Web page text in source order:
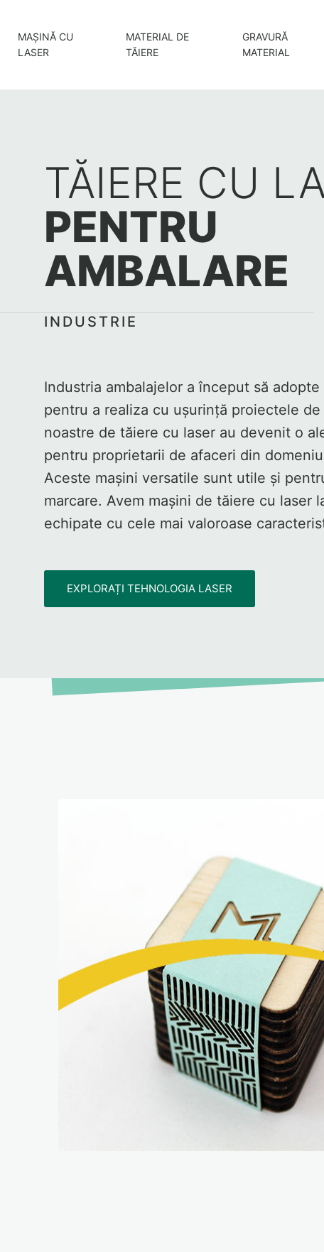
MAȘINĂ CU
LASER
MATERIAL DE
TĂIERE
GRAVURĂ
MATERIAL
TĂIERE CU
PENTRU
AMBALARE
INDUSTRIE
Industria ambalajelor a început să
pentru a realiza cu ușurință proiectele
noastre de tăiere cu laser au devenit o
pentru proprietarii de afaceri din
Aceste mașini versatile sunt utile și
marcare. Avem mașini de tăiere cu laser
echipate cu cele mai valoroase
EXPLORAȚI TEHNOLOGIA LASER